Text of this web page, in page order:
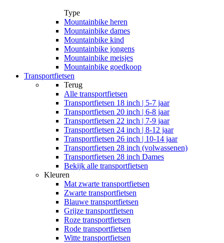
Type
Mountainbike heren
Mountainbike dames
Mountainbike kind
Mountainbike jongens
Mountainbike meisjes
Mountainbike goedkoop
Transportfietsen
Terug
Alle transportfietsen
Transportfietsen 18 inch | 5-7 jaar
Transportfietsen 20 inch | 6-8 jaar
Transportfietsen 22 inch | 7-9 jaar
Transportfietsen 24 inch | 8-12 jaar
Transportfietsen 26 inch | 10-14 jaar
Transportfietsen 28 inch (volwassenen)
Transportfietsen 28 inch Dames
Bekijk alle transportfietsen
Kleuren
Mat zwarte transportfietsen
Zwarte transportfietsen
Blauwe transportfietsen
Grijze transportfietsen
Roze transportfietsen
Rode transportfietsen
Witte transportfietsen